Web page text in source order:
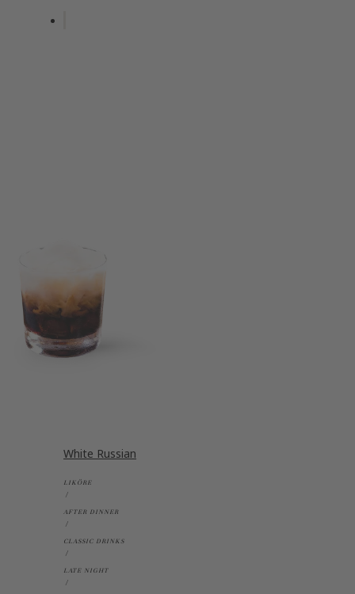
White Russian
LIKÖRE
AFTER DINNER
CLASSIC DRINKS
LATE NIGHT